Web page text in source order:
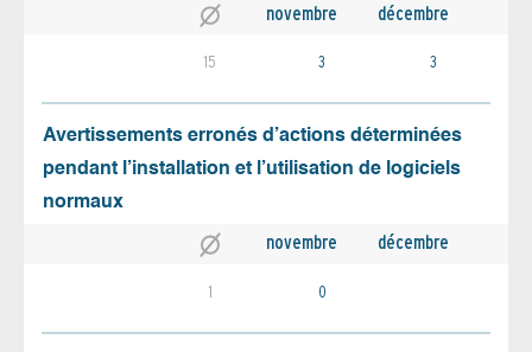
novembre décembre
15 3 3
Avertissements erronés d’actions déterminées
pendant l’installation et l’utilisation de logiciels
normaux
novembre décembre
1 0